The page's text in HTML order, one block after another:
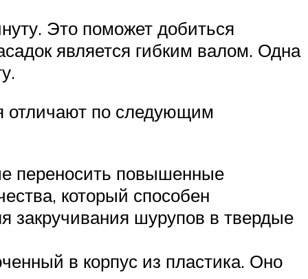
Это поможет добиться
является гибким валом. Одна
отличают по следующим
переносить повышенные
который способен
закручивания шурупов в твердые
в корпус из пластика. Оно